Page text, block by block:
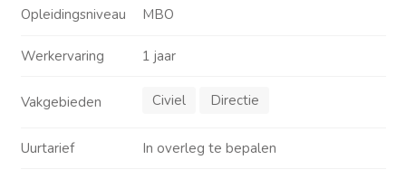
Opleidingsniveau MBO
Werkervaring 1 jaar
Vakgebieden Civiel Directie
Uurtarief In overleg te bepalen